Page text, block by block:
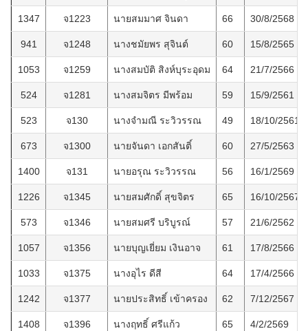
1347 จ1223 นายสมมาศ จินดา 66 30/8/2568
941 จ1248 นางชมัยพร สุจินต์ 60 15/8/2565
1053 จ1259 นางสมบัติ สิงห์บุระอุดม 64 21/7/2566
524 จ1281 นางสมจิตร มีพร้อม 59 15/9/2561
523 จ130 นางจำมณี ระวิวรรณ 49 18/10/2561
673 จ1300 นายจันดา เอกสันติ์ 60 27/5/2563
1400 จ131 นายอรุณ ระวิวรรณ 56 16/1/2569
1226 จ1345 นายสมศักดิ์ สุขจิตร 65 16/10/2567
573 จ1346 นายสมศรี บริบูรณ์ 57 21/6/2562
1057 จ1356 นายบุญเยี่ยม เงินอาจ 61 17/8/2566
1033 จ1375 นางอุไร ดีสี 64 17/4/2566
1242 จ1377 นายประสิทธิ์ เข้าครอง 62 7/12/2567
1408 จ1396 นางฤทธิ์ ศรีแก้ว 65 4/2/2569